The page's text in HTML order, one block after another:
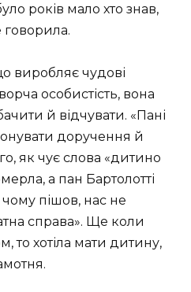
років мало хто знав,
говорила.
виробляє чудові
особистість, вона
й відчувати. «Пані
доручення й
як чує слова «дитино
а пан Бартолотті
пішов, нас не
справа». Ще коли
то хотіла мати дитину,